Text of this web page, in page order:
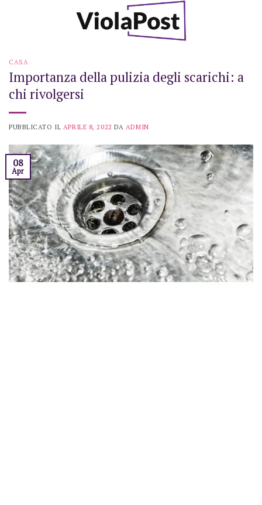
CASA
Importanza della pulizia degli scarichi: a
chi rivolgersi
PUBBLICATO IL APRILE 8, 2022 DA ADMIN
08
Apr